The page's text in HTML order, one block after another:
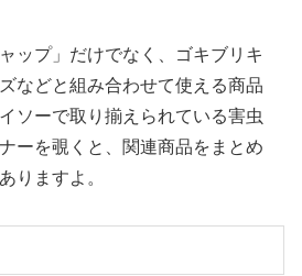
ップ」だけでなく、ゴキブリキ
などと組み合わせて使える商品
ソーで取り揃えられている害虫
ーを覗くと、関連商品をまとめ
りますよ。